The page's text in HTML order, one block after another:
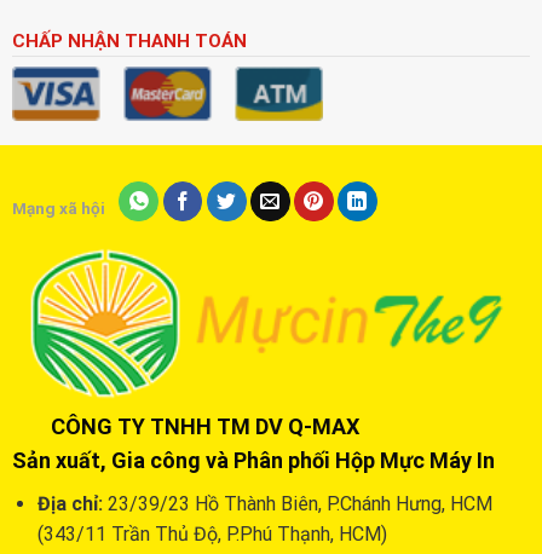
CHẤP NHẬN THANH TOÁN
Mạng xã hội
CÔNG TY TNHH TM DV Q-MAX
Sản xuất, Gia công và Phân phối Hộp Mực Máy In
Địa chỉ: 23/39/23 Hồ Thành Biên, P.Chánh Hưng, HCM
(343/11 Trần Thủ Độ, P.Phú Thạnh, HCM)